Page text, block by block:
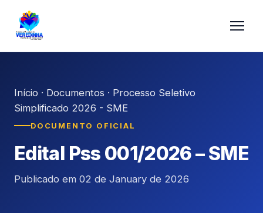
Início · Documentos · Processo Seletivo
Simplificado 2026 - SME
DOCUMENTO OFICIAL
Edital Pss 001/2026 – SME
Publicado em 02 de January de 2026